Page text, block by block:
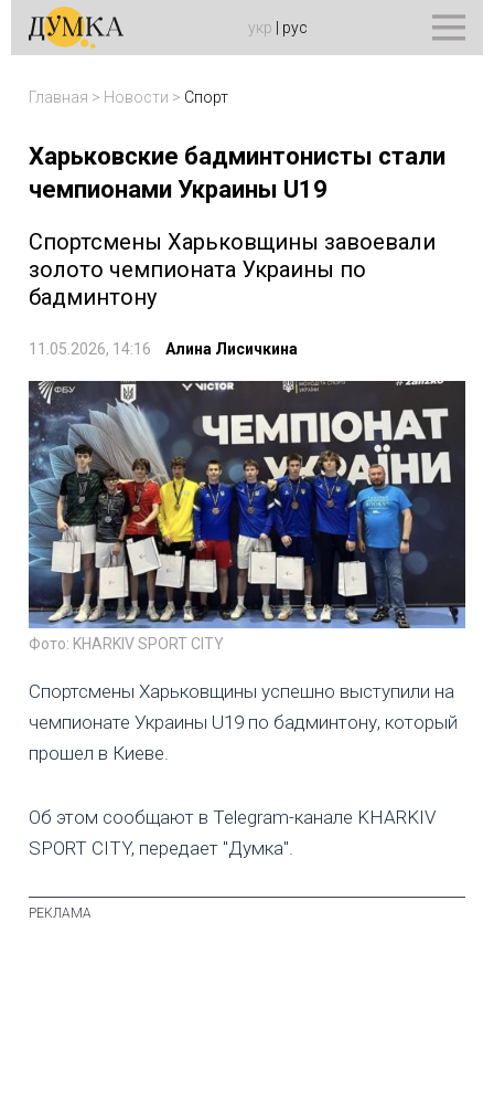
укр рус
Главная > Новости > Спорт
Харьковские бадминтонисты стали
чемпионами Украины U19
Спортсмены Харьковщины завоевали
золото чемпионата Украины по
бадминтону
11.05.2026, 14:16 Алина Лисичкина
Фото: KHARKIV SPORT CITY
Спортсмены Харьковщины успешно выступили на
чемпионате Украины U19 по бадминтону, который
прошел в Киеве.
Об этом сообщают в Telegram-канале KHARKIV
SPORT CITY, передает "Думка".